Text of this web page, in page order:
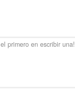
primero en escribir una!